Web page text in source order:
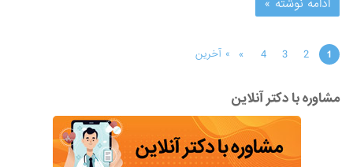
ادامه نوشته »
1
2
3
4
» » آخرین
مشاوره با دکتر آنلاین